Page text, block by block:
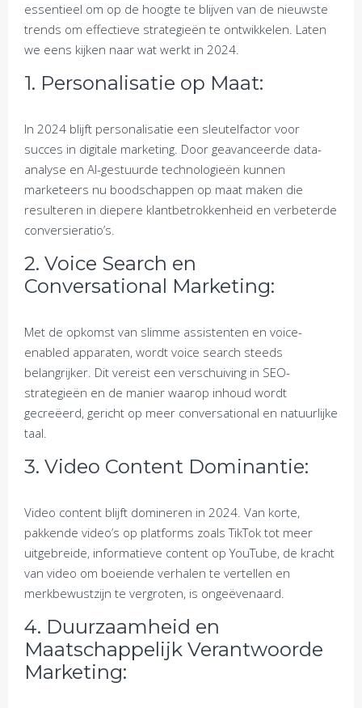
essentieel om op de hoogte te blijven van de nieuwste
trends om effectieve strategieën te ontwikkelen. Laten
we eens kijken naar wat werkt in 2024.
1. Personalisatie op Maat:
In 2024 blijft personalisatie een sleutelfactor voor
succes in digitale marketing. Door geavanceerde data-
analyse en AI-gestuurde technologieën kunnen
marketeers nu boodschappen op maat maken die
resulteren in diepere klantbetrokkenheid en verbeterde
conversieratio’s.
2. Voice Search en
Conversational Marketing:
Met de opkomst van slimme assistenten en voice-
enabled apparaten, wordt voice search steeds
belangrijker. Dit vereist een verschuiving in SEO-
strategieën en de manier waarop inhoud wordt
gecreëerd, gericht op meer conversational en natuurlijke
taal.
3. Video Content Dominantie:
Video content blijft domineren in 2024. Van korte,
pakkende video’s op platforms zoals TikTok tot meer
uitgebreide, informatieve content op YouTube, de kracht
van video om boeiende verhalen te vertellen en
merkbewustzijn te vergroten, is ongeëvenaard.
4. Duurzaamheid en
Maatschappelijk Verantwoorde
Marketing: